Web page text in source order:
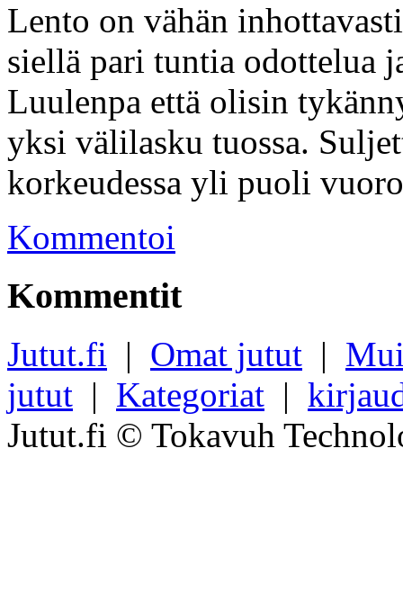
Lento on vähän
siellä pari tuntia odottelua
Luulenpa että olisin
yksi välilasku tuossa.
korkeudessa yli puoli
Kommentoi
Kommentit
Jutut.fi | Omat jutut |
jutut | Kategoriat |
Jutut.fi © Tokavuh